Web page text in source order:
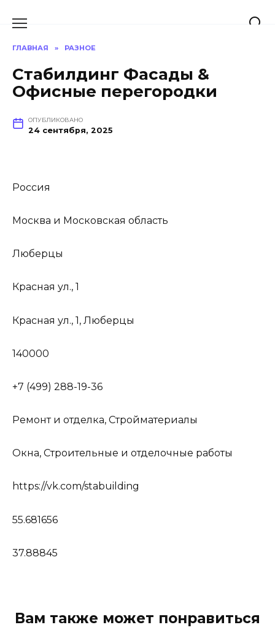
ГЛАВНАЯ » РАЗНОЕ
Стабилдинг Фасады &
Офисные перегородки
ОПУБЛИКОВАНО
24 сентября, 2025
Россия
Москва и Московская область
Люберцы
Красная ул., 1
Красная ул., 1, Люберцы
140000
+7 (499) 288-19-36
Ремонт и отделка, Стройматериалы
Окна, Строительные и отделочные работы
https://vk.com/stabuilding
55.681656
37.88845
Вам также может понравиться